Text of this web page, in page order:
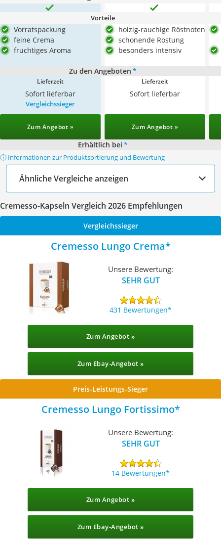
Vorteile
Vorratspackung
feine Crema
fruchtiges Aroma
holzig-rauchige Röstnoten
schonende Röstung
besonders intensiv
Zu den Angeboten *
Lieferzeit
Sofort lieferbar
Lieferzeit
Sofort lieferbar
Vergleichssieger
Zum Angebot » Zum Angebot »
Erhältlich bei *
ⓘ Informationen zur Produktsortierung und Bewertung
Ähnliche Vergleiche anzeigen
Cremesso-Kapseln Vergleich 2026 Empfehlungen
Vergleichssieger
Cremesso Lungo Crema
Unsere Bewertung:
SEHR GUT
431 Bewertungen
Zum Angebot »
Zum Ebay-Angebot »
Preis-Leistungs-Sieger
Cremesso Lungo Fortissimo
Unsere Bewertung:
SEHR GUT
14 Bewertungen
Zum Angebot »
Zum Ebay-Angebot »